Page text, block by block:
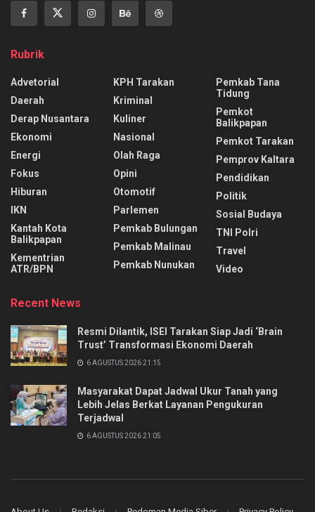
Rubrik
Advetorial
Daerah
Derap Nusantara
Ekonomi
Energi
Fokus
Hiburan
IKN
Kantah Kota
Balikpapan
Kementrian
ATR/BPN
KPH Tarakan
Kriminal
Kuliner
Nasional
Olah Raga
Opini
Otomotif
Parlemen
Pemkab Bulungan
Pemkab Malinau
Pemkab Nunukan
Pemkab Tana
Tidung
Pemkot
Balikpapan
Pemkot Tarakan
Pemprov Kaltara
Pendidikan
Politik
Sosial Budaya
TNI Polri
Travel
Video
Recent News
Resmi Dilantik, ISEI Tarakan Siap Jadi ‘Brain
Trust’ Transformasi Ekonomi Daerah
6 AGUSTUS 2026 21:15
Masyarakat Dapat Jadwal Ukur Tanah yang
Lebih Jelas Berkat Layanan Pengukuran
Terjadwal
6 AGUSTUS 2026 21:05